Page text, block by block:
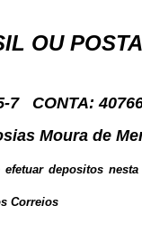
OU
7 CONTA:
Moura de
efetuar depositos
Correios